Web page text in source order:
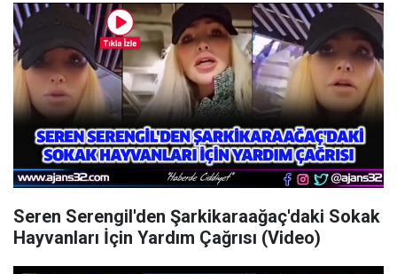
Seren Serengil'den Şarkikaraağaç'daki Sokak
Hayvanları İçin Yardım Çağrısı (Video)